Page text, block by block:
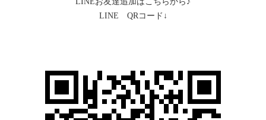
LINE QRコード↓